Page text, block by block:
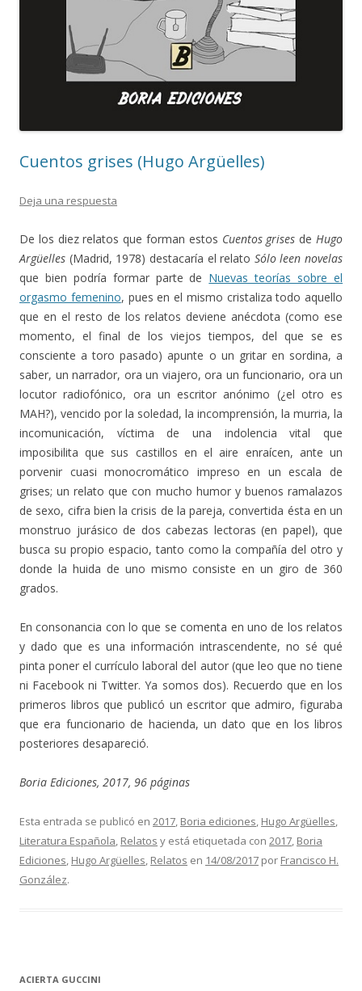
Cuentos grises (Hugo Argüelles)
Deja una respuesta
De los diez relatos que forman estos Cuentos grises deHugo
Argüelles (Madrid, 1978) destacaría el relato Sólo leen novelas
que bien podría formar parte de Nuevas teorías sobre el
orgasmo femenino, pues en el mismo cristaliza todo aquello
que en el resto de los relatos deviene anécdota (como ese
momento, el final de los viejos tiempos, del que se es
consciente a toro pasado) apunte o un gritar en sordina, a
saber, un narrador, ora un viajero, ora un funcionario, ora un
locutor radiofónico, ora un escritor anónimo (¿el otro es
MAH?), vencido por la soledad, la incomprensión, la murria, la
incomunicación, víctima de una indolencia vital que
imposibilita que sus castillos en el aire enraícen, ante un
porvenir cuasi monocromático impreso en un escala de
grises; un relato que con mucho humor y buenos ramalazos
de sexo, cifra bien la crisis de la pareja, convertida ésta en un
monstruo jurásico de dos cabezas lectoras (en papel), que
busca su propio espacio, tanto como la compañía del otro y
donde la huida de uno mismo consiste en un giro de 360
grados.
En consonancia con lo que se comenta en uno de los relatos
y dado que es una información intrascendente, no sé qué
pinta poner el currículo laboral del autor (que leo que no tiene
ni Facebook ni Twitter. Ya somos dos). Recuerdo que en los
primeros libros que publicó un escritor que admiro, figuraba
que era funcionario de hacienda, un dato que en los libros
posteriores desapareció.
Boria Ediciones, 2017, 96 páginas
Esta entrada se publicó en 2017, Boria ediciones, Hugo Argüelles,
Literatura Española, Relatos y está etiquetada con 2017, Boria
Ediciones, Hugo Argüelles, Relatos en 14/08/2017 por Francisco H.
González.
ACIERTA GUCCINI